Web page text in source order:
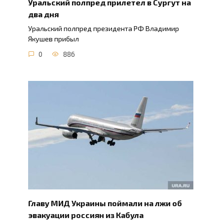
Уральский полпред прилетел в Сургут на
два дня
Уральский полпред президента РФ Владимир
Якушев прибыл
0 886
Главу МИД Украины поймали на лжи об
эвакуации россиян из Кабула